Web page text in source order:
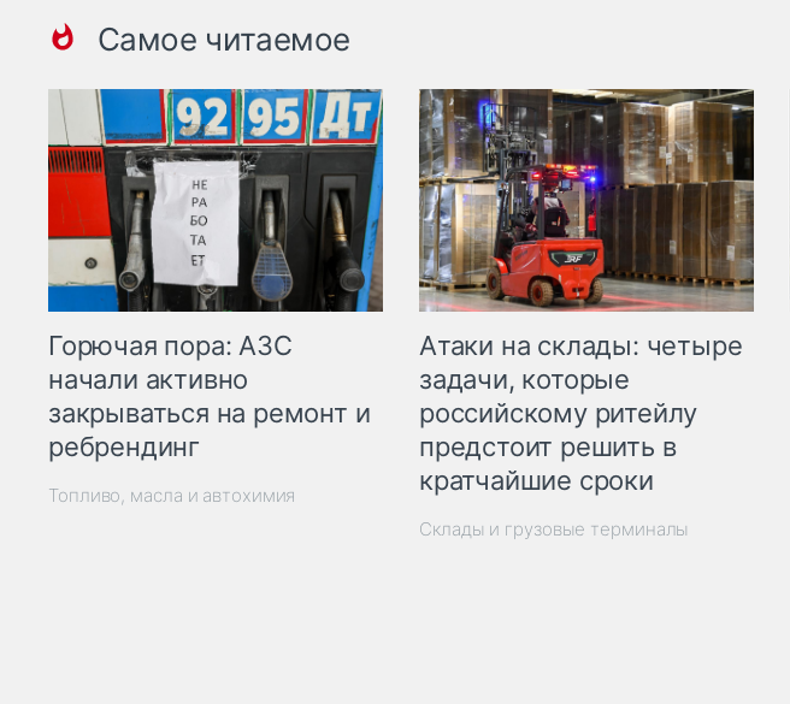
Самое читаемое
Горючая пора: АЗС
начали активно
закрываться на ремонт и
ребрендинг
Топливо, масла и автохимия
Атаки на склады: четыре
задачи, которые
российскому ритейлу
предстоит решить в
кратчайшие сроки
Склады и грузовые терминалы